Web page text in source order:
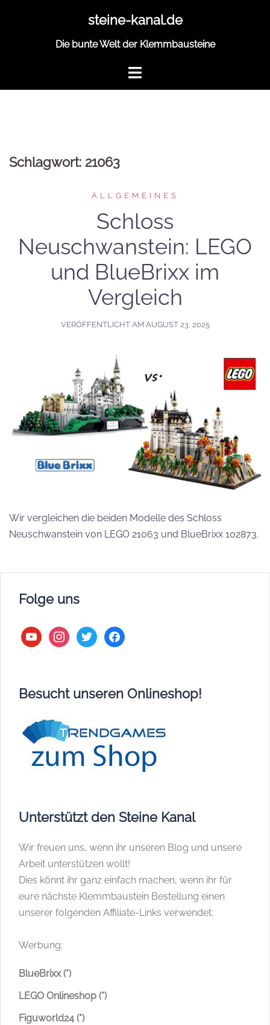
steine-kanal.de
Die bunte Welt der Klemmbausteine
Schlagwort: 21063
ALLGEMEINES
Schloss
Neuschwanstein: LEGO
und BlueBrixx im
Vergleich
VERÖFFENTLICHT AM AUGUST 23, 2025
Wir vergleichen die beiden Modelle des Schloss
Neuschwanstein von LEGO 21063 und BlueBrixx 102873.
Folge uns
youtubeinstagram
twitter facebook
Besucht unseren Onlineshop!
Unterstützt den Steine Kanal
Wir freuen uns, wenn ihr unseren Blog und unsere
Arbeit unterstützen wollt!
Dies könnt ihr ganz einfach machen, wenn ihr für
eure nächste Klemmbaustein Bestellung einen
unserer folgenden Affiliate-Links verwendet:
Werbung:
BlueBrixx (*)
LEGO Onlineshop (*)
Figuworld24 (*)